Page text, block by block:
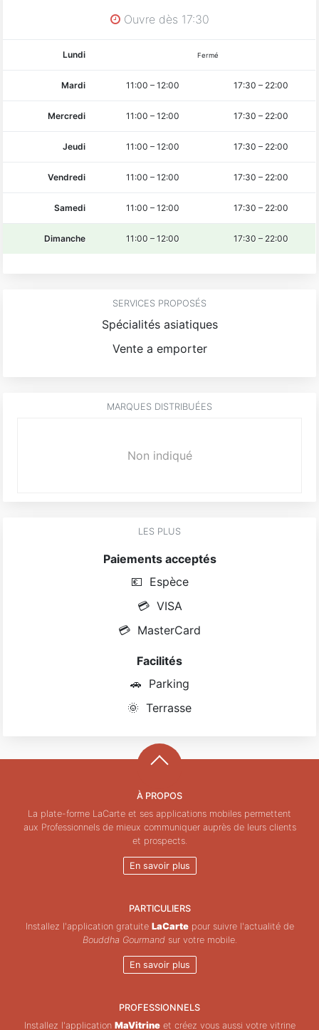
Ouvre dès 17:30
Lundi Fermé
Mardi 11:00 –12:00 17:30 – 22:00
Mercredi 11:00 –12:00 17:30 – 22:00
Jeudi 11:00 –12:00 17:30 – 22:00
Vendredi 11:00 –12:00 17:30 – 22:00
Samedi 11:00 –12:00 17:30 – 22:00
Dimanche 11:00 –12:00 17:30 – 22:00
SERVICES PROPOSÉS
Spécialités asiatiques
Vente a emporter
MARQUES DISTRIBUÉES
Non indiqué
LES PLUS
Paiements acceptés
💶 Espèce
💳 VISA
💳 MasterCard
Facilités
🚗 Parking
🌞 Terrasse
À PROPOS
La plate-forme LaCarte et ses applications mobiles permettent
aux Professionnels de mieux communiquer auprès de leurs clients
et prospects.
En savoir plus
PARTICULIERS
Installez l'application gratuite LaCartepour suivre l'actualité de
Bouddha Gourmandsur votre mobile.
En savoir plus
PROFESSIONNELS
Installez l'application MaVitrineet créez vous aussi votre vitrine